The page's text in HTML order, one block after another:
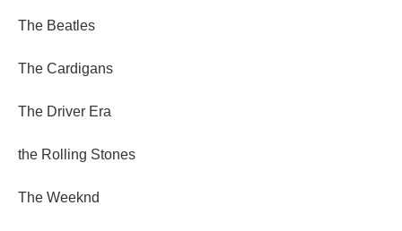
The Beatles
The Cardigans
The Driver Era
the Rolling Stones
The Weeknd